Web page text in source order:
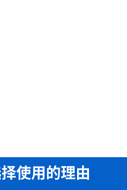
使用的理由